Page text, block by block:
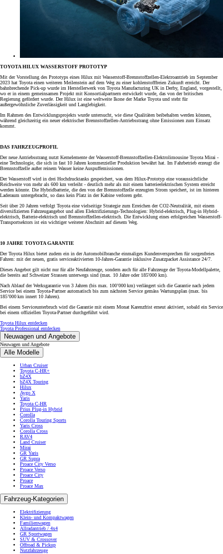
TOYOTA HILUX WASSERSTOFF PROTOTYP
Mit der Vorstellung des Prototyps eines Hilux mit Wasserstoff-Brennstoffzellen-Elektroantrieb im September
2023 hat Toyota einen weiteren Meilenstein auf dem Weg zu einer kohlenstofffreien Zukunft erreicht. Der
bahnbrechende Pick-up wurde im Herstellerwerk von Toyota Manufacturing UK in Derby, England, vorgestellt,
wo er in einem gemeinsamen Projekt mit Konsortialpartnern entwickelt wurde, das von der britischen
Regierung gefördert wurde. Der Hilux ist eine weltweite Ikone der Marke Toyota und steht für
außergewöhnliche Zuverlässigkeit und Langlebigkeit.
Im Rahmen des Entwicklungsprojekts wurde untersucht, wie diese Qualitäten beibehalten werden können,
während gleichzeitig ein neuer elektrischer Brennstoffzellen-Antriebsstrang ohne Emissionen zum Einsatz
kommt.
DAS FAHRZEUGPROFIL
Der neue Antriebsstrang nutzt Kernelemente der Wasserstoff-Brennstoffzellen-Elektrolimousine Toyota Mirai -
eine Technologie, die sich in fast 10 Jahren kommerzieller Produktion bewährt hat. Im Fahrbetrieb erzeugt die
Brennstoffzelle außer reinem Wasser keine Auspuffemissionen.
Der Wasserstoff wird in drei Hochdrucktanks gespeichert, was dem Hilux-Prototyp eine voraussichtliche
Reichweite von mehr als 600 km verleiht - deutlich mehr als mit einem batterieelektrischen System erreicht
werden könnte. Die Hybridbatterie, die den von der Brennstoffzelle erzeugten Strom speichert, ist im hinteren
Laderaum untergebracht, so dass kein Platz in der Kabine verloren geht.
Seit über 20 Jahren verfolgt Toyota eine vielseitige Strategie zum Erreichen der CO2-Neutralität, mit einem
diversifizierten Fahrzeugangebot und allen Elektrifizierungs-Technologien: Hybrid-elektrisch, Plug-in Hybrid-
elektrisch, Batterie-elektrisch und Brennstoffzellen-elektrisch. Die Entwicklung eines erfolgreichen Wasserstoff-
Transportsektors ist ein wichtiger weiterer Abschnitt auf diesem Weg.
10 JAHRE TOYOTA GARANTIE
Der Toyota Hilux bietet zudem ein in der Automobilbranche einmaliges Kundenversprechen für sorgenfreies
Fahren: mit der neuen, gratis serviceaktivierten 10-Jahres-Garantie inklusive Zusatzpacket Assistance 24/7.
Dieses Angebot gilt nicht nur für alle Neufahrzeuge, sondern auch für alle Fahrzeuge der Toyota-Modellpalette,
die bereits auf Schweizer Strassen unterwegs sind (max. 10 Jahre oder 185'000 km).
Nach Ablauf der Werksgarantie von 3 Jahren (bis max. 100’000 km) verlängert sich die Garantie nach jedem
Service bei einem Toyota-Partner automatisch bis zum nächsten Service gemäss Wartungsplan (max. bis
185’000 km innert 10 Jahren).
Bei einem Serviceunterbruch wird die Garantie mit einem Monat Karenzfrist erneut aktiviert, sobald ein Service
bei einem offiziellen Toyota-Partner durchgeführt wird.
Toyota Hilux entdecken
Toyota Professional entdecken
Neuwagen und Angebote
Neuwagen und Angebote
Alle Modelle
Urban Cruiser
Toyota C-HR+
bZ4X
bZ4X Touring
Hilux
Aygo X
Yaris
Toyota C-HR
Prius Plug-in Hybrid
Corolla
Corolla Touring Sports
Yaris Cross
Corolla Cross
RAV4
Land Cruiser
Mirai
GR Yaris
GR Supra
Proace City Verso
Proace Verso
Proace City
Proace
Proace Max
Fahrzeug-Kategorien
Elektrifizierung
Klein- und Kompaktwagen
Familienwagen
Allradantrieb / 4x4
GR Sportwagen
SUV & Crossover
Offroad & Pickup
Nutzfahrzeuge